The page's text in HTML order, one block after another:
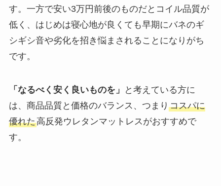
す。一方で安い3万円前後のものだとコイル品質が
低く、はじめは寝心地が良くても早期にバネのギ
シギシ音や劣化を招き悩まされることになりがち
です。
「なるべく安く良いものを」
と考えている方に
は、商品品質と価格のバランス、つまり コスパに
優れた高反発ウレタンマットレスがおすすめで
す。